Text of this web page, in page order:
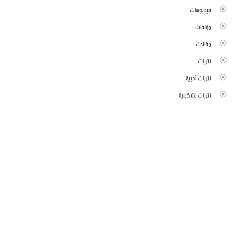
فيديوهات
مؤلفات
مقالات
نثريات
نثريات أدبية.
نثريات تشكيلية